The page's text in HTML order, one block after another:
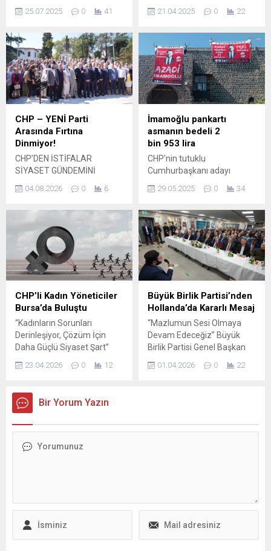
afiş ve pankartları ardından
fotoğraf, video ve sesini
metrobüs gibi toplu taşıma
araçlarında kullanılması
yasaklanmıştı. "GERÇEK
SAHİBİNİ ...
25.07.2025 0 41
Fatih Karabatı’nın
bağımsızlık kararı sonrası, 4
istifa etti. Mecliste İYİ
Parti’nin grubu kalmadı.
21.04.2025 0 22
CHP – YENİ Parti
Arasında Fırtına
Dinmiyor!
CHP’DEN İSTİFALAR
SİYASET GÜNDEMİNİ
partiye geçen belediye
tartışmanın fitilini ateşledi:
“Başkanları ve meclis
üyelerini saysan 100 kişi yok,
halk zaten yok” BURSA –
Cumhuriyet Halk
Partisi’nden (CHP) istifa
ederek yeni kurulan siyasi
oluşumlara katılan belediye
başkanları ve belediye
meclis üyeleri üzerinden
başlayan tartışmalar
siyaset...
04.08.2026 0 6
İmamoğlu pankartı
asmanın bedeli 2
bin 953 lira
CHP'nin tutuklu
Cumhurbaşkanı adayı
İmamoğlu” ve “Free
Diyarbakır surlarına asan
CHP Bağlar İlçe Başkanı
Çiğdem Özturan Kurt’a
Kabahatler Kanunu’na
muhalefet ettiği
gerekçesiyle 2 bin 953 lira
para cezası verildi.
29.05.2025 0 34
CHP’li Kadın Yöneticiler
Bursa’da Buluştu
“Kadınların Sorunları
Derinleşiyor, Çözüm İçin
Daha Güçlü Siyaset Şart”
CHP Kadın Kolları Genel
Başkan Yardımcısı Fatma
Kolu Başkanı Nigar
Savaşkan Bölüker, ilçe kadın
yöneticinin katılımıyla
23.04.2026 0 12
Büyük Birlik Partisi’nden
Hollanda’da Kararlı Mesaj
“Mazlumun Sesi Olmaya
Devam Edeceğiz” Büyük
Birlik Partisi Genel Başkan
Yardımcısı Ekrem Alfâtlı,
Hollanda ziyareti sırasında
01.04.2026 0 22
Bir Yorum Yazın